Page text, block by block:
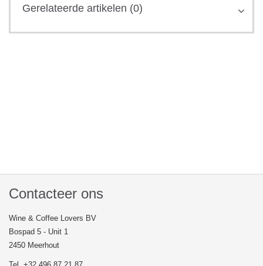
Gerelateerde artikelen (0)
Contacteer ons
Wine & Coffee Lovers BV
Bospad 5 - Unit 1
2450 Meerhout